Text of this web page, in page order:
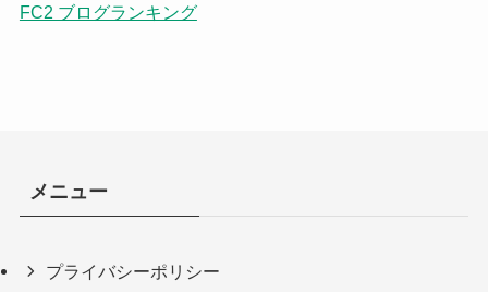
FC2 ブログランキング
メニュー
プライバシーポリシー